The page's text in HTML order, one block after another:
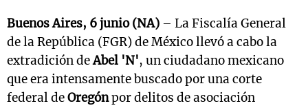
Buenos Aires, 6 junio (NA) – La Fiscalía General
de la República (FGR) de México llevó a cabo la
extradición deAbel 'N', un ciudadano mexicano
que era intensamente buscado por una corte
federal deOregónpor delitos de asociación